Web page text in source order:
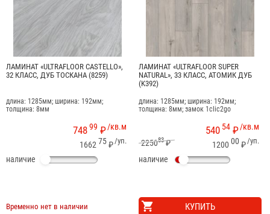
ЛАМИНАТ «ULTRAFLOOR CASTELLO»,
32 КЛАСС, ДУБ ТОСКАНА (8259)
длина: 1285мм; ширина: 192мм;
толщина: 8мм
/кв.м
74899 ₽
/уп.
1662 75₽
наличие
Временно нет в наличии
ЛАМИНАТ «ULTRAFLOOR SUPER
NATURAL», 33 КЛАСС, АТОМИК ДУБ
(K392)
длина: 1285мм; ширина: 192мм;
толщина: 8мм; замок 1clic2go
/кв.м
540 54 ₽
225083₽ /уп.
1200 00 ₽
наличие
КУПИТЬ